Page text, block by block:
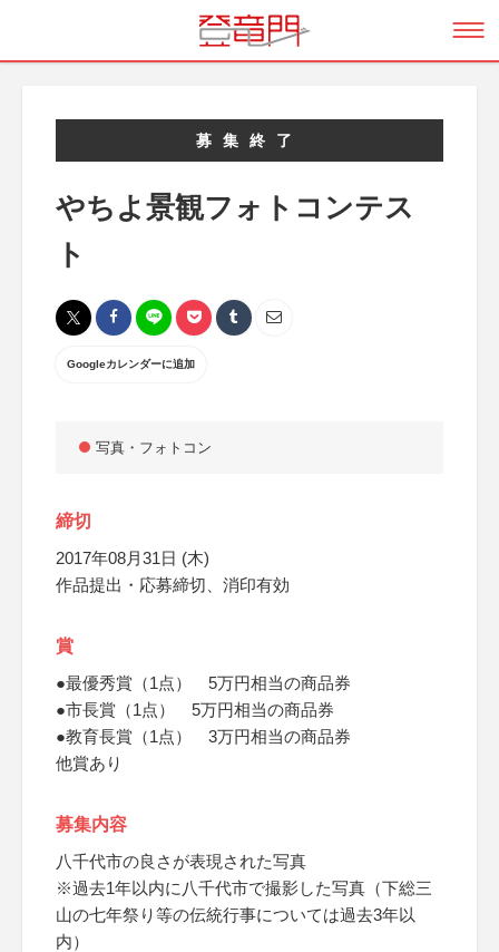
募集終了
やちよ景観フォトコンテス
ト
Googleカレンダーに追加
写真・フォトコン
締切
2017年08月31日 (木)
作品提出・応募締切、消印有効
賞
●最優秀賞（1点） 5万円相当の商品券
●市長賞（1点） 5万円相当の商品券
●教育長賞（1点） 3万円相当の商品券
他賞あり
募集内容
八千代市の良さが表現された写真
※過去1年以内に八千代市で撮影した写真（下総三
山の七年祭り等の伝統行事については過去3年以
内）